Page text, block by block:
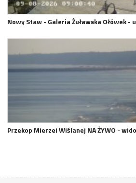
Nowy Staw - Galeria Żuławska Ołówek -
Przekop Mierzei Wiślanej NA ŻYWO -